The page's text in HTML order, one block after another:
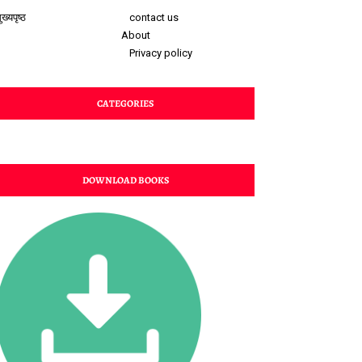
contact us
About
Privacy policy
CATEGORIES
DOWNLOAD BOOKS